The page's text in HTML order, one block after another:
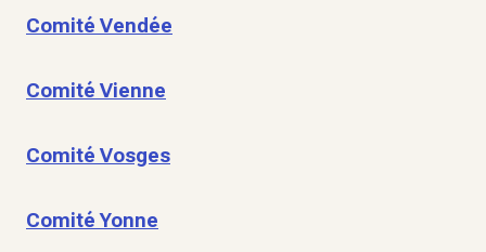
Comité Vendée
Comité Vienne
Comité Vosges
Comité Yonne